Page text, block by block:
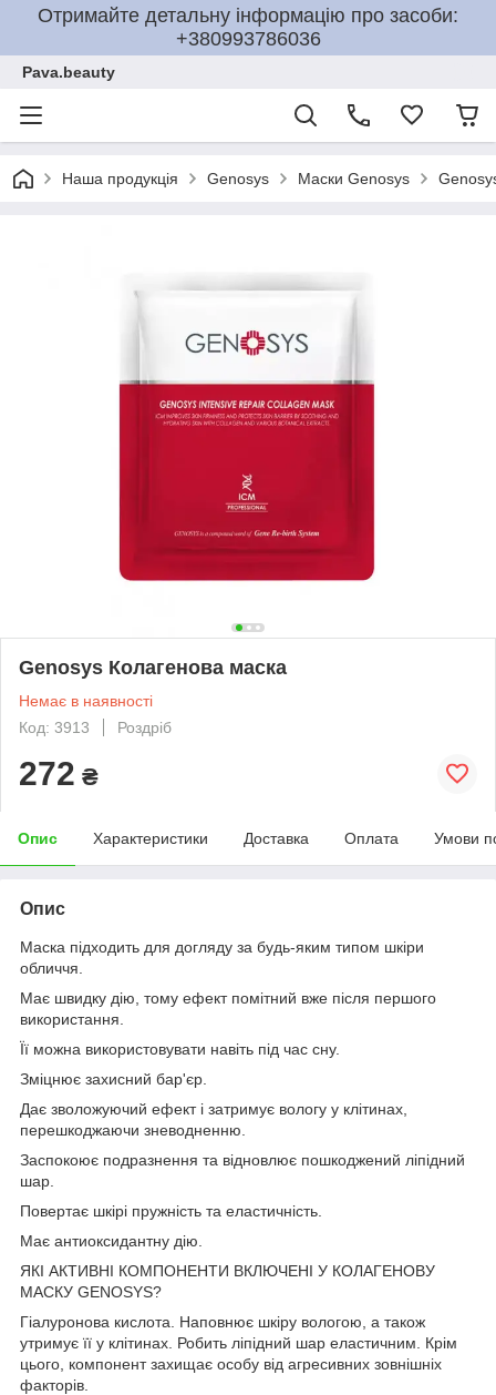
Отримайте детальну інформацію про засоби:
+380993786036
Pava.beauty
Наша продукція Genosys Маски Genosys
Genosys Колагенова маска
Немає в наявності
Код: 3913
Роздріб
272 ₴
Опис Характеристики Доставка Оплата Умови
Опис
Маска підходить для догляду за будь-яким типом шкіри
обличчя.
Має швидку дію, тому ефект помітний вже після першого
використання.
Її можна використовувати навіть під час сну.
Зміцнює захисний бар'єр.
Дає зволожуючий ефект і затримує вологу у клітинах,
перешкоджаючи зневодненню.
Заспокоює подразнення та відновлює пошкоджений ліпідний
шар.
Повертає шкірі пружність та еластичність.
Має антиоксидантну дію.
ЯКІ АКТИВНІ КОМПОНЕНТИ ВКЛЮЧЕНІ У КОЛАГЕНОВУ
МАСКУ GENOSYS?
Гіалуронова кислота. Наповнює шкіру вологою, а також
утримує її у клітинах. Робить ліпідний шар еластичним. Крім
цього, компонент захищає особу від агресивних зовнішніх
факторів.